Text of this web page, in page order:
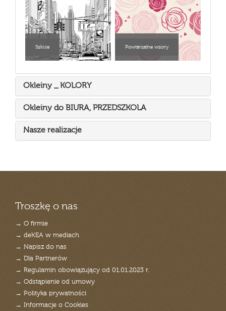
Szkice Powtarzalne wzory
Okleiny _ KOLORY
Okleiny do BIURA, PRZEDSZKOLA
Nasze realizacje
Troszkę o nas
→ O firmie
→ deKEA w mediach
→ Napisz do nas
→ Dla Partnerów
→ Regulamin obowiązujący od 01.01.2023 r.
→ Odstąpienie od umowy
→ Polityka prywatności
→ Informacje o Cookies